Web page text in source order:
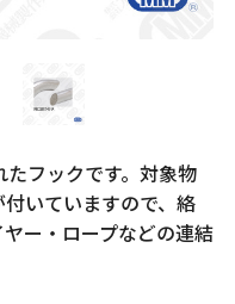
フックです。対象物
いていますので、絡
ー・ロープなどの連結